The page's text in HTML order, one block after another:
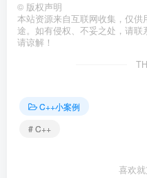
© 版权声明
本站资源来自互联网收集，仅
途。如有侵权、不妥之处，请
请谅解！
C++小案例
# C++
喜欢